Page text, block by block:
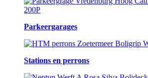
Parkeergarages
Stations en perrons